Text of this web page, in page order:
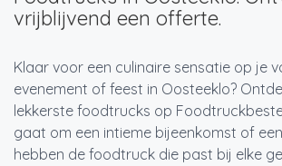
vrijblijvend een offerte.
Klaar voor een culinaire sensatie op je
evenement of feest in Oosteeklo?
lekkerste foodtrucks op
gaat om een intieme bijeenkomst of
hebben de foodtruck die past bij elke